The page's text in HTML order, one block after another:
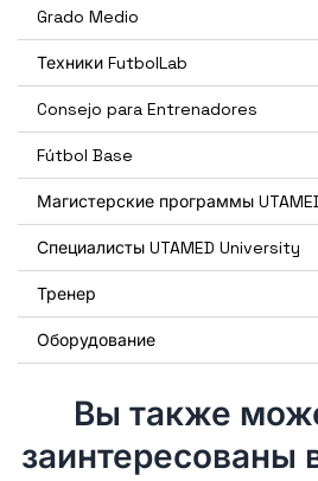
Grado Medio
Техники FutbolLab
Consejo para Entrenadores
Fútbol Base
Магистерские программы
Специалисты UTAMED University
Тренер
Оборудование
Вы также
заинтересованы